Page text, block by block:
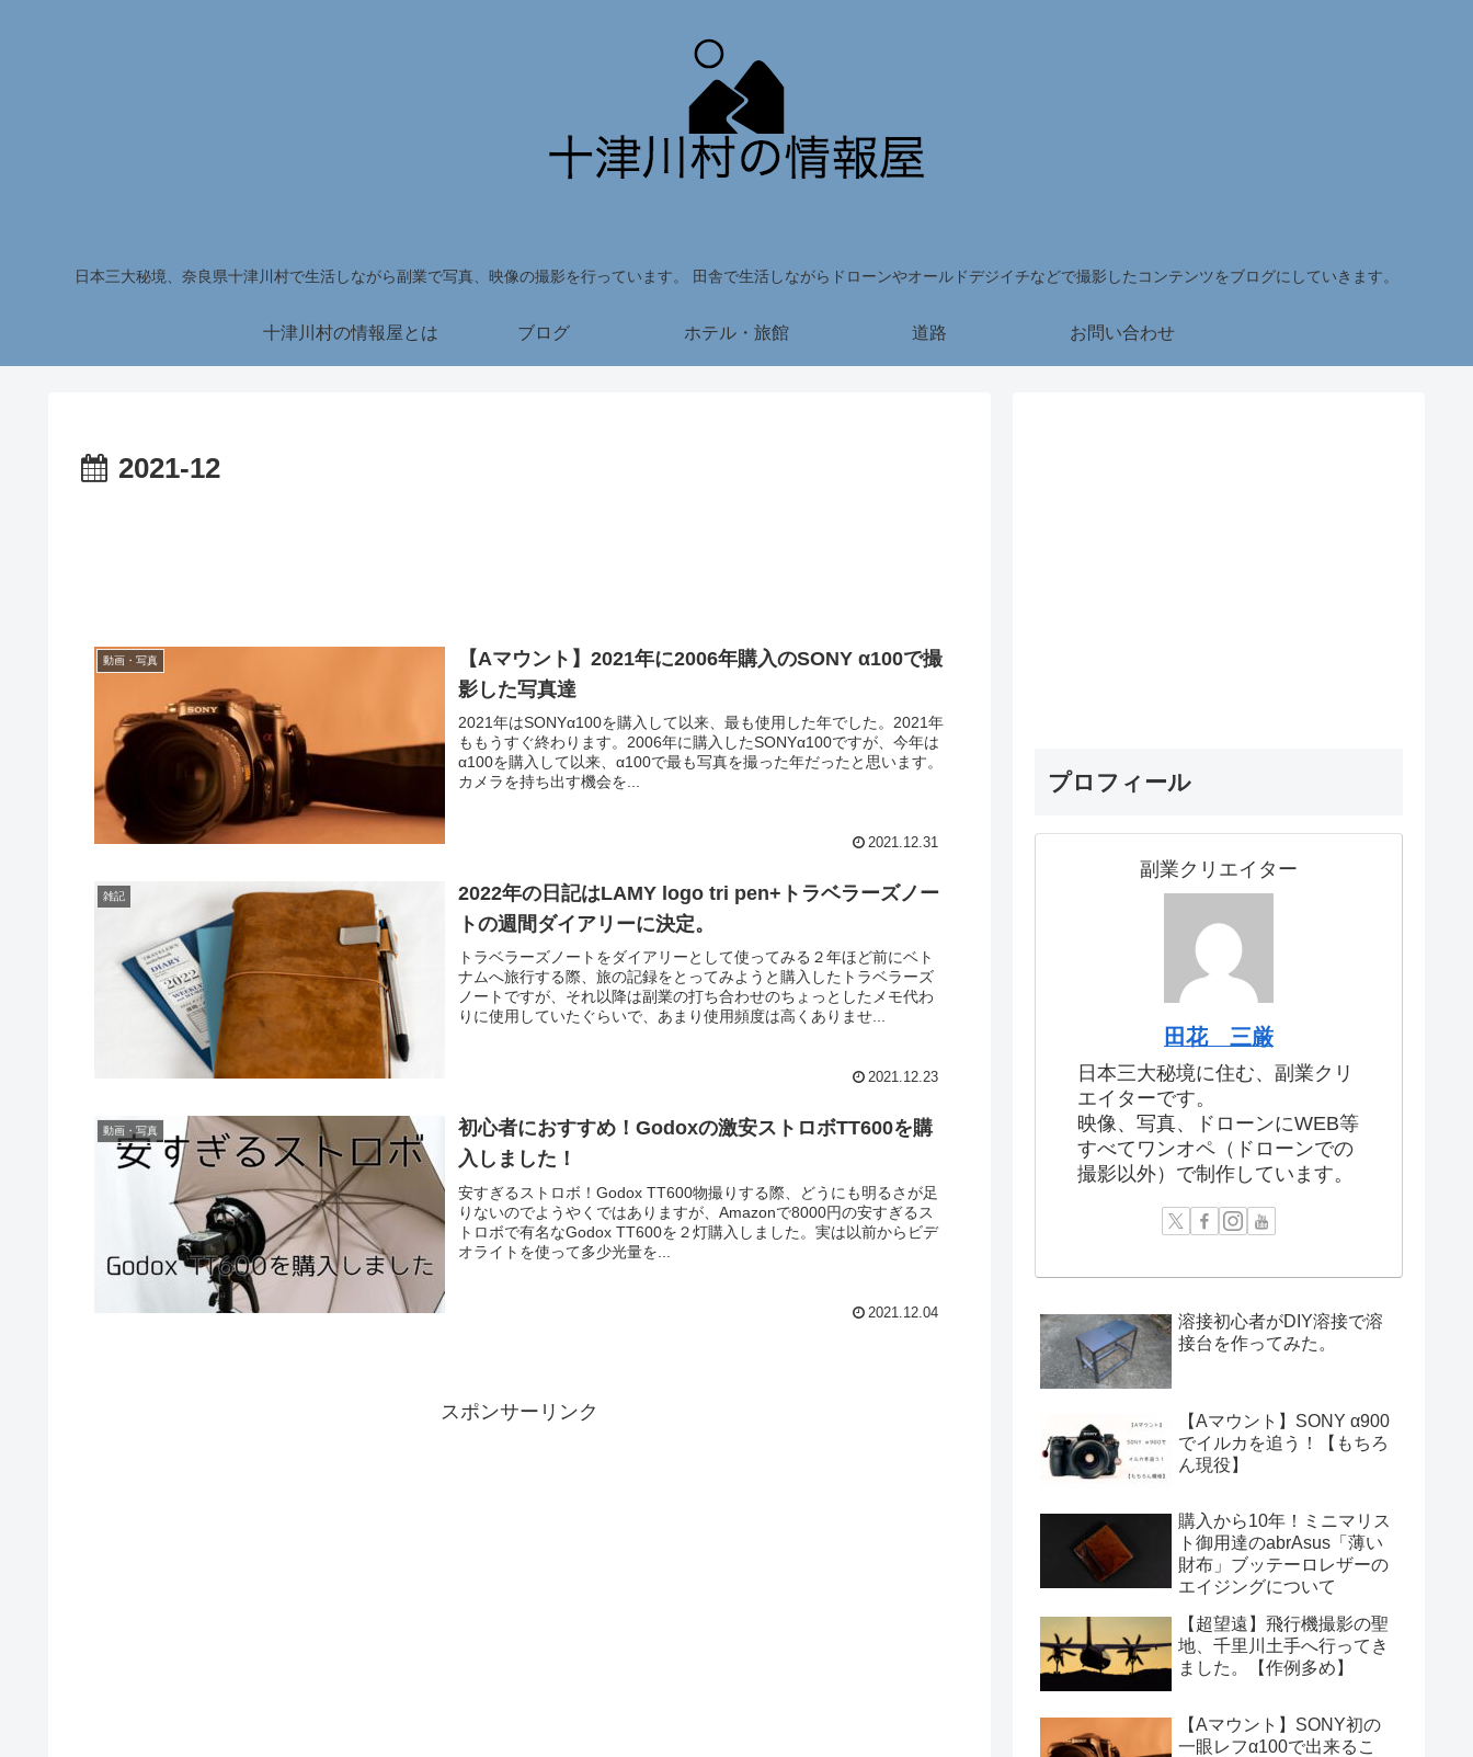
日本三大秘境、奈良県十津川村で生活しながら副業で写真、映像の撮影を行っています。 田舎で生活しながらドローンやオールドデジイチなどで撮影したコンテンツをブログにしていきます。
十津川村の情報屋とは ブログ ホテル・旅館 道路 お問い合わせ
2021-12
動画・写真
【Aマウント】2021年に2006年購入のSONY α100で撮
影した写真達
2021年はSONYα100を購入して以来、最も使用した年でした。2021年
ももうすぐ終わります。2006年に購入したSONYα100ですが、今年は
α100を購入して以来、α100で最も写真を撮った年だったと思います。
カメラを持ち出す機会を...
2021.12.31
雑記
2022年の日記はLAMY logo tri pen+トラベラーズノー
トの週間ダイアリーに決定。
トラベラーズノートをダイアリーとして使ってみる２年ほど前にベト
ナムへ旅行する際、旅の記録をとってみようと購入したトラベラーズ
ノートですが、それ以降は副業の打ち合わせのちょっとしたメモ代わ
りに使用していたぐらいで、あまり使用頻度は高くありませ...
2021.12.23
動画・写真
初心者におすすめ！Godoxの激安ストロボTT600を購
入しました！
安すぎるストロボ！Godox TT600物撮りする際、どうにも明るさが足
りないのでようやくではありますが、Amazonで8000円の安すぎるス
トロボで有名なGodox TT600を２灯購入しました。実は以前からビデ
オライトを使って多少光量を...
2021.12.04
スポンサーリンク
プロフィール
副業クリエイター
田花 三厳
日本三大秘境に住む、副業クリ
エイターです。
映像、写真、ドローンにWEB等
すべてワンオペ（ドローンでの
撮影以外）で制作しています。
溶接初心者がDIY溶接で溶
接台を作ってみた。
【Aマウント】SONY α900
でイルカを追う！【もちろ
ん現役】
購入から10年！ミニマリス
ト御用達のabrAsus「薄い
財布」ブッテーロレザーの
エイジングについて
【超望遠】飛行機撮影の聖
地、千里川土手へ行ってき
ました。【作例多め】
【Aマウント】SONY初の
一眼レフα100で出来るこ